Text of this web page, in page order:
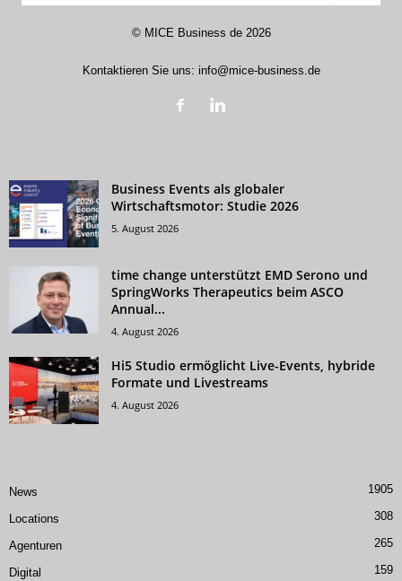
© MICE Business de2026
Kontaktieren Sie uns: info@mice-business.de
Business Events als globaler
Wirtschaftsmotor: Studie 2026
5. August 2026
time change unterstützt EMD Serono und
SpringWorks Therapeutics beim ASCO
Annual...
4. August 2026
Hi5 Studio ermöglicht Live-Events, hybride
Formate und Livestreams
4. August 2026
News 1905
Locations 308
Agenturen 265
Digital 159